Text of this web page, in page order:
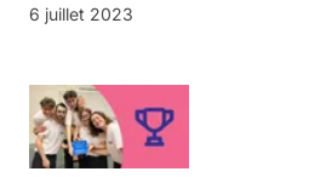
6 juillet 2023